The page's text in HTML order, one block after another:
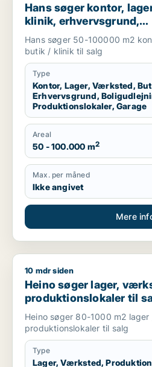
Hans søger kontor,
klinik, erhvervsgrund,
produktionslokaler eller
Region Sjælland
Hans søger 50-100000 m2
butik / klinik til salg
Type
Kontor, Lager, Værksted,
Erhvervsgrund,
Produktionslokaler, Garage
Areal
50 - 100.000 m2
Max. per måned
Ikke angivet
Mere
Heino søger lager, værksted
10 mdr siden
Heino søger lager,
produktionslokaler til
Sjælland
Heino søger 80-1000 m2
produktionslokaler til salg
Type
Lager, Værksted,